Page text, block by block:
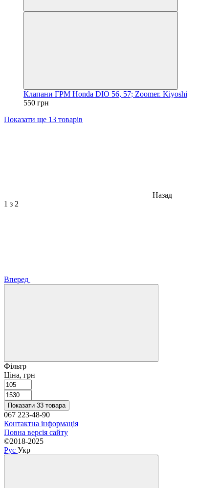
Клапани ГРМ Honda DIO 56, 57; Zoomer. Kiyoshi
550 грн
Показати ще 13 товарів
Назад
1 з 2
Вперед
Фільтр
Ціна, грн
Показати 33 товара
067 223-48-90
Контактна інформація
Повна версія сайту
©2018-2025
Рус Укр